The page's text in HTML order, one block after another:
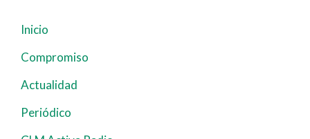
Navegación
principal
Inicio
Compromiso
Actualidad
Periódico